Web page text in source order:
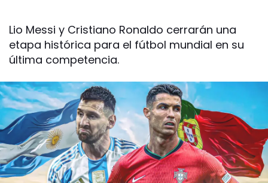
Lio Messi y Cristiano Ronaldo cerrarán una
etapa histórica para el fútbol mundial en su
última competencia.